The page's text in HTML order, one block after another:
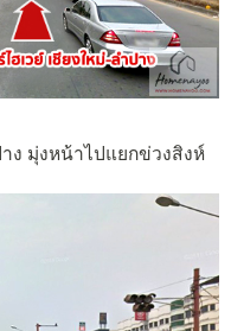
าง มุ่งหน้าไปแยกข่วงสิงห์